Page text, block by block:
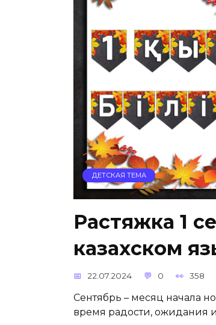
ДЕТСКАЯ ТЕМА
Растяжка 1
казахском
22.07.2024 0 358
Сентябрь – месяц начала
время радости, ожидания